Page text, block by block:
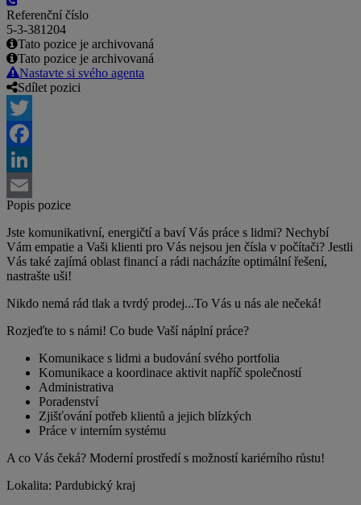
Referenční číslo
5-3-381204
Tato pozice je archivovaná
Tato pozice je archivovaná
Nastavte si svého agenta
Sdílet pozici
Twitter
Facebook
LinkedIn
Email
Popis pozice
Jste komunikativní, energičtí a baví Vás práce s lidmi? Nechybí
Vám empatie a Vaši klienti pro Vás nejsou jen čísla v počítači? Jestli
Vás také zajímá oblast financí a rádi nacházíte optimální řešení,
nastrašte uši!
Nikdo nemá rád tlak a tvrdý prodej...To Vás u nás ale nečeká!
Rozjeďte to s námi! Co bude Vaší náplní práce?
Komunikace s lidmi a budování svého portfolia
Komunikace a koordinace aktivit napříč společností
Administrativa
Poradenství
Zjišťování potřeb klientů a jejich blízkých
Práce v interním systému
A co Vás čeká? Moderní prostředí s možností kariérního růstu!
Lokalita: Pardubický kraj